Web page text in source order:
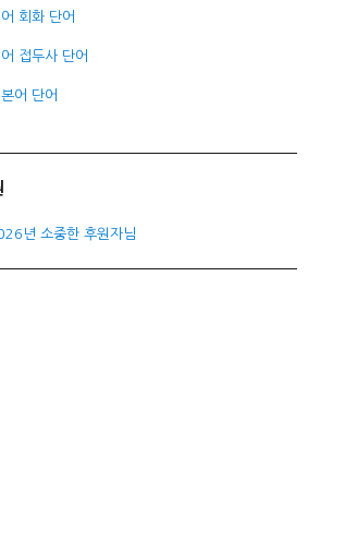
회화 단어
접두사 단어
어 단어
년 소중한 후원자님